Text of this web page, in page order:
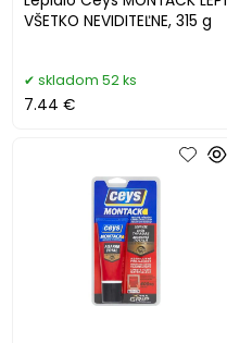
VŠETKO NEVIDITEĽNE, 315 g
skladom 52 ks
7.44 €